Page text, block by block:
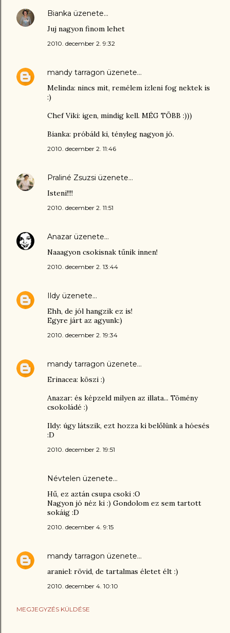
Bianka üzenete…
Juj nagyon finom lehet
2010. december 2. 9:32
mandy tarragon üzenete…
Melinda: nincs mit, remélem ízleni fog nektek is
:)
Chef Viki: igen, mindig kell. MÉG TÖBB :)))
Bianka: próbáld ki, tényleg nagyon jó.
2010. december 2. 11:46
Praliné Zsuzsi üzenete…
Isteni!!!!
2010. december 2. 11:51
Anazar üzenete…
Naaagyon csokisnak tűnik innen!
2010. december 2. 13:44
Ildy üzenete…
Ehh, de jól hangzik ez is!
Egyre járt az agyunk:)
2010. december 2. 19:34
mandy tarragon üzenete…
Erinacea: köszi :)
Anazar: és képzeld milyen az illata... Tömény
csokoládé :)
Ildy: úgy látszik, ezt hozza ki belőlünk a hóesés
:D
2010. december 2. 19:51
Névtelen üzenete…
Hű, ez aztán csupa csoki :O
Nagyon jó néz ki :) Gondolom ez sem tartott
sokáig :D
2010. december 4. 9:15
mandy tarragon üzenete…
araniel: rövid, de tartalmas életet élt :)
2010. december 4. 10:10
MEGJEGYZÉS KÜLDÉSE